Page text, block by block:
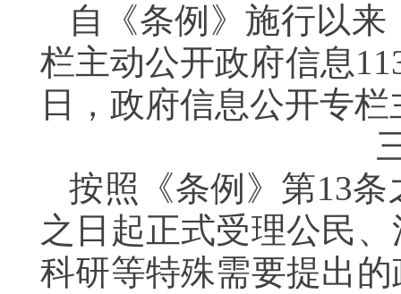
自《条例》施行以来
栏主动公开政府信息
日，政府信息公开专
按照《条例》第13
之日起正式受理公民
科研等特殊需要提出